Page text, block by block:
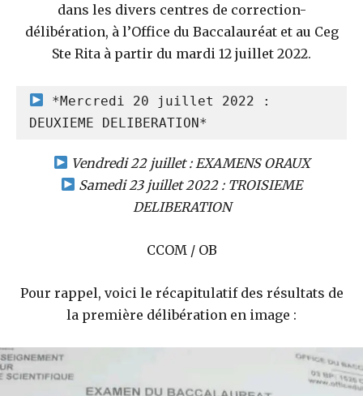
dans les divers centres de correction-
délibération, à l’Office du Baccalauréat et au Ceg
Ste Rita à partir du mardi 12 juillet 2022.
*Mercredi 20 juillet 2022 :
DEUXIEME DELIBERATION*
Vendredi 22 juillet : EXAMENS ORAUX
Samedi 23 juillet 2022 : TROISIEME
DELIBERATION
CCOM / OB
Pour rappel, voici le récapitulatif des résultats de
la première délibération en image :